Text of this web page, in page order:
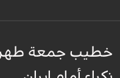
خطيب جمعة